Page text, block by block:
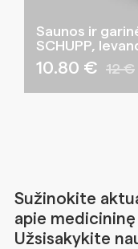
Saunos ir
SCHUPP,
10.80 € 12 €
Sužinokite
apie
Užsisakykite